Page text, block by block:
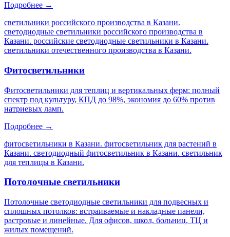
Подробнее →
светильники российского производства в Казани.
светодиодные светильники российского производства в
Казани. российские светодиодные светильники в Казани.
светильники отечественного производства в Казани.
Фитосветильники
Фитосветильники для теплиц и вертикальных ферм: полный
спектр под культуру, КПД до 98%, экономия до 60% против
натриевых ламп.
Подробнее →
фитосветильники в Казани. фитосветильник для растений в
Казани. светодиодный фитосветильник в Казани. светильник
для теплицы в Казани.
Потолочные светильники
Потолочные светодиодные светильники для подвесных и
сплошных потолков: встраиваемые и накладные панели,
растровые и линейные. Для офисов, школ, больниц, ТЦ и
жилых помещений.